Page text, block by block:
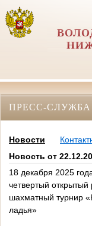
ПРЕСС-СЛУЖБА
Новости
Новость от
18 декабря 2025
четвертый открытый
шахматный турнир
ладья»